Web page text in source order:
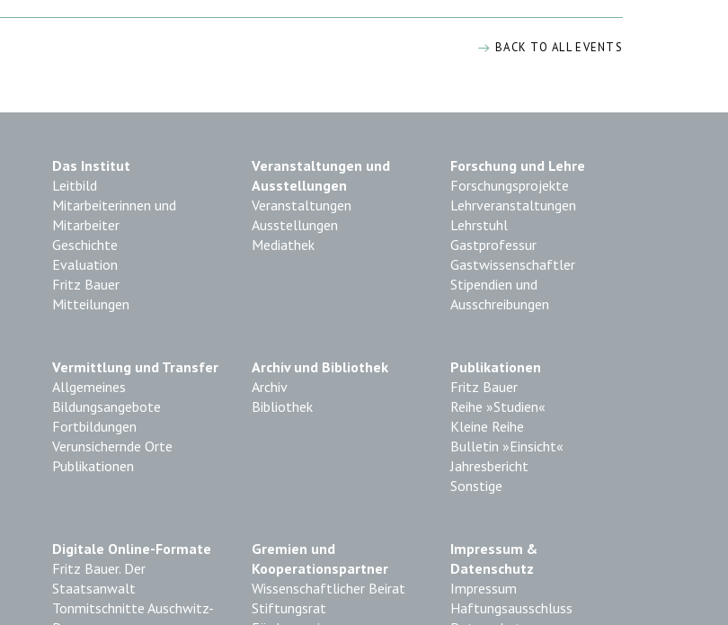
BACK TO ALL EVENTS
Das Institut
Leitbild
Mitarbeiterinnen und
Mitarbeiter
Geschichte
Evaluation
Fritz Bauer
Mitteilungen
Veranstaltungen und
Ausstellungen
Veranstaltungen
Ausstellungen
Mediathek
Forschung und Lehre
Forschungsprojekte
Lehrveranstaltungen
Lehrstuhl
Gastprofessur
Gastwissenschaftler
Stipendien und
Ausschreibungen
Vermittlung und Transfer
Allgemeines
Bildungsangebote
Fortbildungen
Verunsichernde Orte
Publikationen
Archiv und Bibliothek
Archiv
Bibliothek
Publikationen
Fritz Bauer
Reihe »Studien«
Kleine Reihe
Bulletin »Einsicht«
Jahresbericht
Sonstige
Digitale Online-Formate
Fritz Bauer. Der
Staatsanwalt
Tonmitschnitte Auschwitz-
Gremien und
Kooperationspartner
Wissenschaftlicher Beirat
Stiftungsrat
Impressum &
Datenschutz
Impressum
Haftungsausschluss